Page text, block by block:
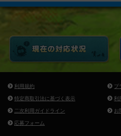
利用規約
プ
特定商取引法に基づく表示
利
二次利用ガイドライン
お
応募フォーム